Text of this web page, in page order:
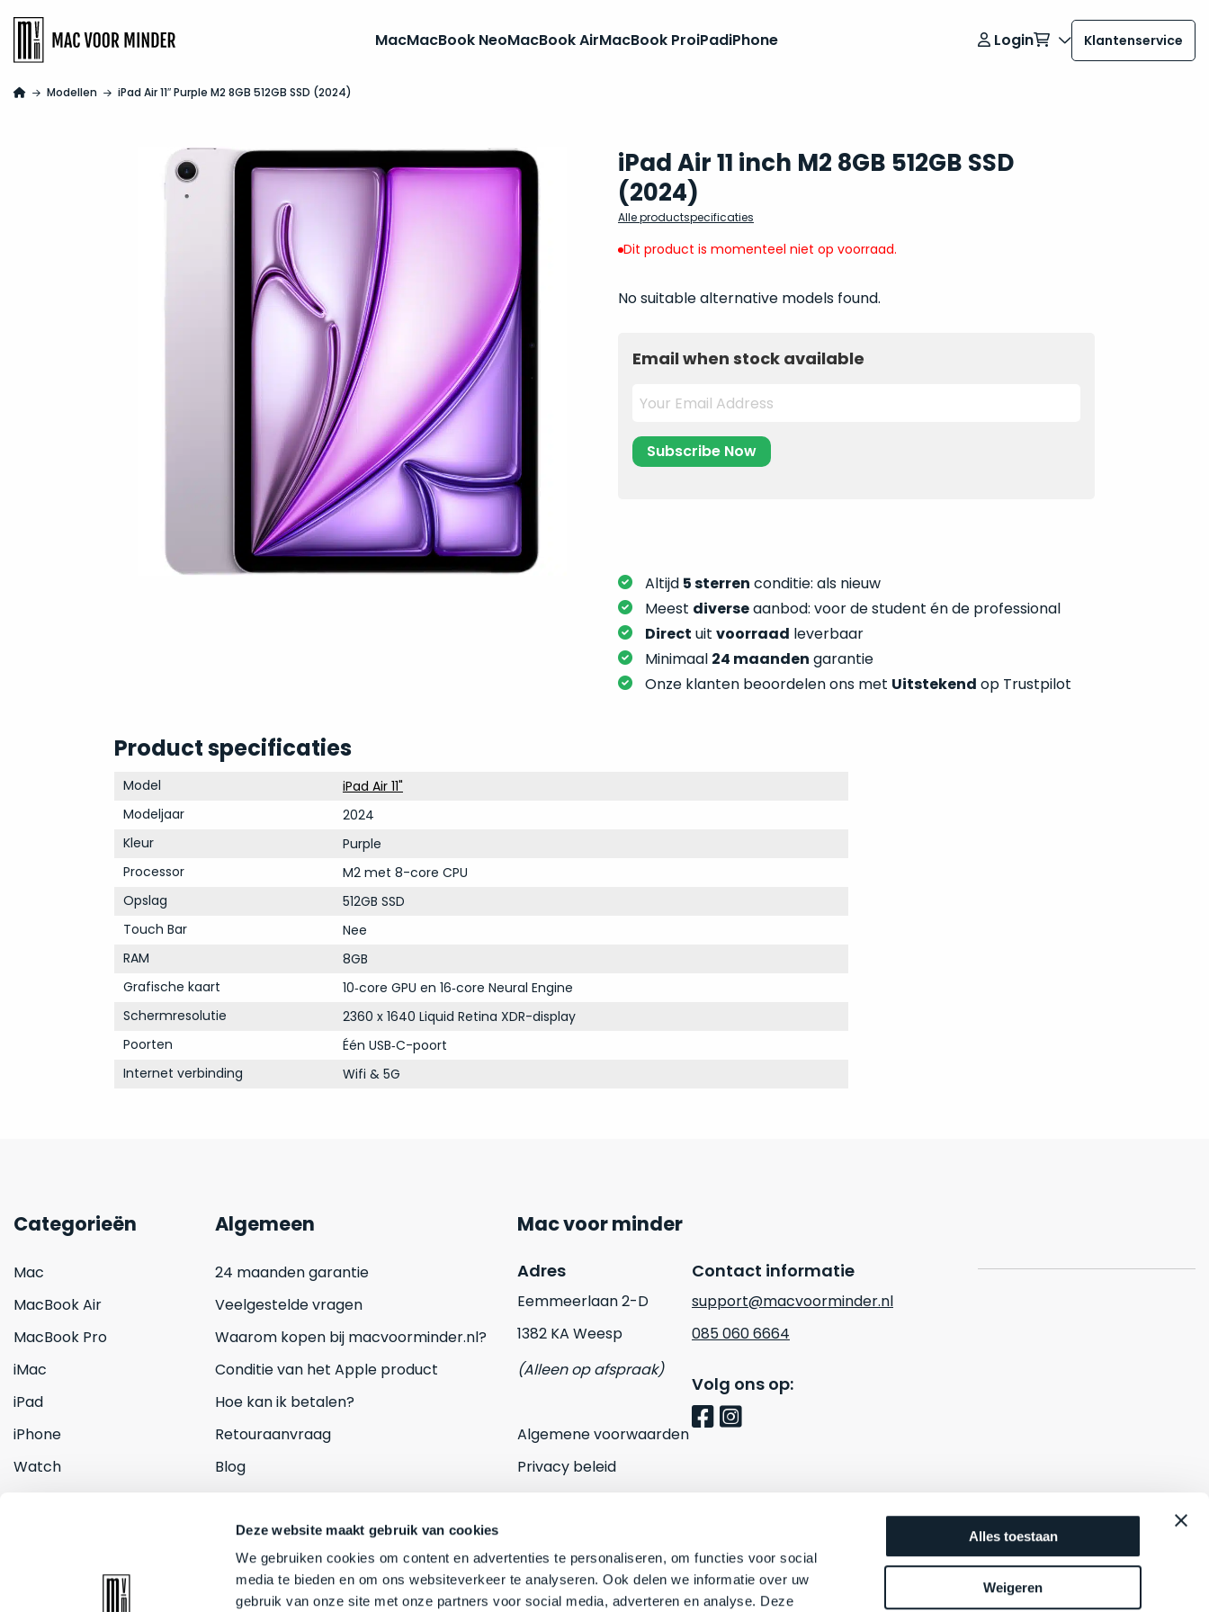
Deze website maakt gebruik van cookies
We gebruiken cookies om content en advertenties te personaliseren, om functies voor social
media te bieden en om ons websiteverkeer te analyseren. Ook delen we informatie over uw
gebruik van onze site met onze partners voor social media, adverteren en analyse. Deze
Alles toestaan
Weigeren
MacMacBook NeoMacBook AirMacBook ProiPadiPhone Login Klantenservice
Modellen iPad Air 11″ Purple M2 8GB 512GB SSD (2024)
iPad Air 11 inch M2 8GB 512GB SSD
(2024)
Alle productspecificaties
Dit product is momenteel niet op voorraad.
No suitable alternative models found.
Email when stock available
Altijd 5 sterren conditie: als nieuw
Meest diverseaanbod: voor de student én de professional
Direct uit voorraad leverbaar
Minimaal 24 maanden garantie
Onze klanten beoordelen ons met Uitstekend op Trustpilot
Product specificaties
Model
iPad Air 11"
Modeljaar
2024
Kleur
Purple
Processor
M2 met 8-core CPU
Opslag
512GB SSD
Touch Bar
Nee
RAM
8GB
Grafische kaart
10‑core GPU en 16‑core Neural Engine
Schermresolutie
2360 x 1640 Liquid Retina XDR-display
Poorten
Één USB‑C-poort
Internet verbinding
Wifi & 5G
Categorieën
Mac
MacBook Air
MacBook Pro
iMac
iPad
iPhone
Watch
Algemeen
24 maanden garantie
Veelgestelde vragen
Waarom kopen bij macvoorminder.nl?
Conditie van het Apple product
Hoe kan ik betalen?
Retouraanvraag
Blog
Mac voor minder
Adres
Eemmeerlaan 2-D
1382 KA Weesp
(Alleen op afspraak)
Algemene voorwaarden
Privacy beleid
Contact informatie
support@macvoorminder.nl
085 060 6664
Volg ons op: